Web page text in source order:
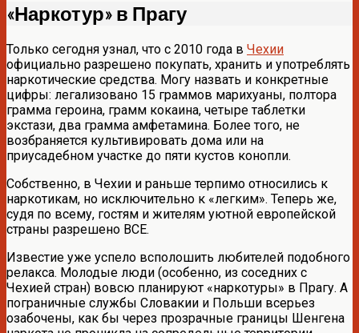
«Наркотур» в Прагу
Только сегодня узнал, что с 2010 года в Чехии
официально разрешено покупать, хранить и употреблять
наркотические средства. Могу назвать и конкретные
цифры: легализовано 15 граммов марихуаны, полтора
грамма героина, грамм кокаина, четыре таблетки
экстази, два грамма амфетамина. Более того, не
возбраняется культивировать дома или на
приусадебном участке до пяти кустов конопли.
Собственно, в Чехии и раньше терпимо относились к
наркотикам, но исключительно к «легким». Теперь же,
судя по всему, гостям и жителям уютной европейской
страны разрешено ВСЕ.
Известие уже успело всполошить любителей подобного
релакса. Молодые люди (особенно, из соседних с
Чехией стран) вовсю планируют «наркотуры» в Прагу. А
пограничные службы Словакии и Польши всерьез
озабочены, как бы через прозрачные границы Шенгена